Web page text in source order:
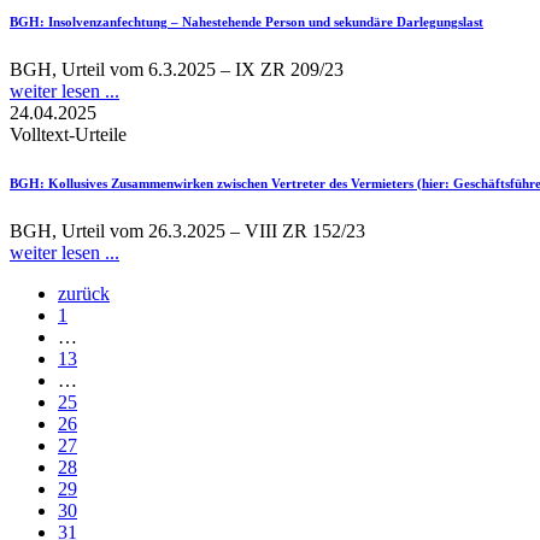
BGH: Insolvenzanfechtung – Nahestehende Person und sekundäre Darlegungslast
BGH, Urteil vom 6.3.2025 – IX ZR 209/23
weiter lesen ...
24.04.2025
Volltext-Urteile
BGH: Kollusives Zusammenwirken zwischen Vertreter des Vermieters (hier:
BGH, Urteil vom 26.3.2025 – VIII ZR 152/23
weiter lesen ...
zurück
1
…
13
…
25
26
27
28
29
30
31